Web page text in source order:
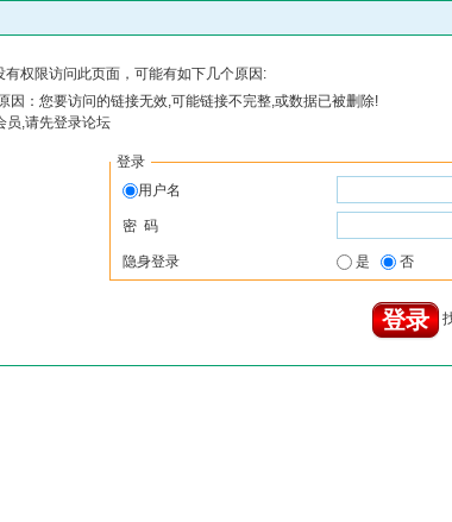
有权限访问此页面，可能有如下几个原因:
因：您要访问的链接无效,可能链接不完整,或数据已被删除!
员,请先登录论坛
登录
用户名
密 码
隐身登录 是 否